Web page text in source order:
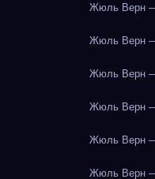
Жюль Верн —
Жюль Верн —
Жюль Верн —
Жюль Верн —
Жюль Верн —
Жюль Верн —